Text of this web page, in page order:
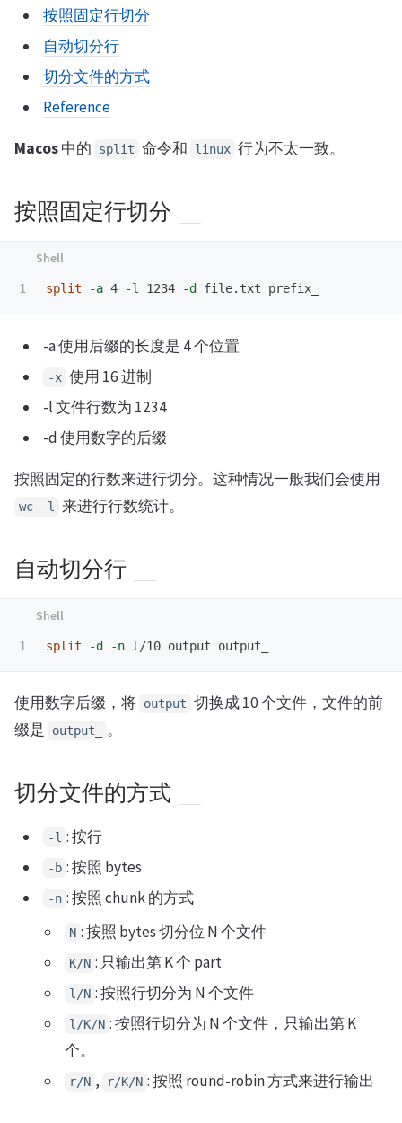
按照固定行切分
自动切分行
切分文件的方式
Reference
Macos中的 split 命令和 linux 行为不太一致。
按照固定行切分
split -a 4 -l 1234 -d
-a 使用后缀的长度是 4 个位置
-x 使用 16 进制
-l 文件行数为 1234
-d 使用数字的后缀
按照固定的行数来进行切分。这种情况一般我们会使用
wc -l 来进行行数统计。
自动切分行
split -d -n
使用数字后缀，将 output 切换成 10 个文件，文件的前
缀是
output_ 。
切分文件的方式
-l : 按行
-b : 按照 bytes
-n : 按照 chunk 的方式
N : 按照 bytes 切分位 N 个文件
K/N : 只输出第 K 个 part
l/N : 按照行切分为 N 个文件
l/K/N : 按照行切分为 N 个文件，只输出第 K
个。
r/N , r/K/N : 按照 round-robin 方式来进行输出